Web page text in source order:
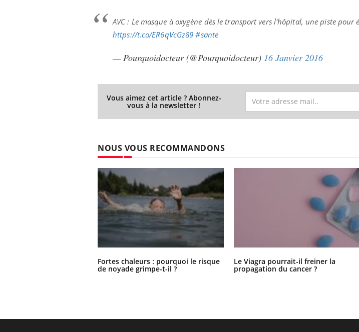
AVC : Le masque à oxygène dès le transport vers l'hôpital, une piste pour
https://t.co/ER6qVcGz89 #sante
— Pourquoidocteur (@Pourquoidocteur) 16 Janvier 2016
Vous aimez cet article ? Abonnez-
vous à la newsletter !
NOUS VOUS RECOMMANDONS
Fortes chaleurs : pourquoi le risque
de noyade grimpe-t-il ?
Le Viagra pourrait-il freiner la
propagation du cancer ?